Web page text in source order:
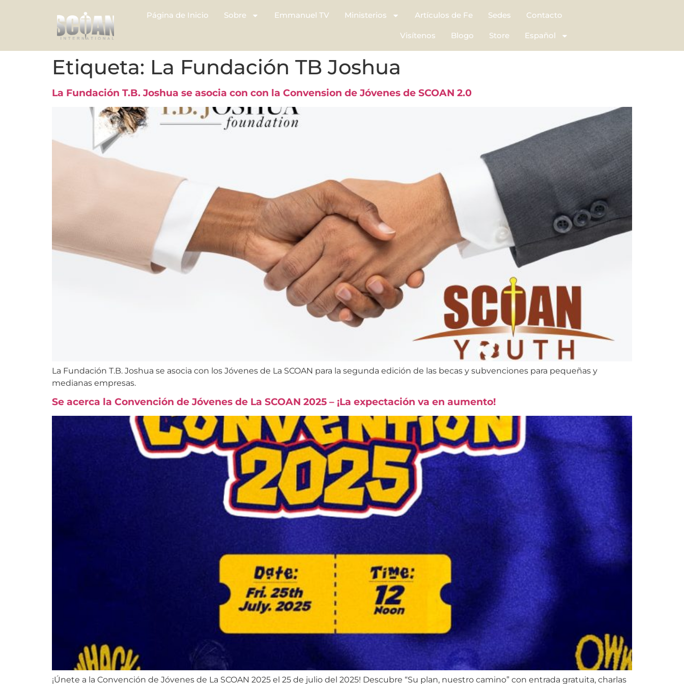
Página de Inicio Sobre Emmanuel TV Ministerios Artículos de Fe Sedes Contacto
Visítenos Blogo Store Español
Etiqueta: La Fundación TB Joshua
La Fundación T.B. Joshua se asocia con con la Convension de Jóvenes de SCOAN 2.0
La Fundación T.B. Joshua se asocia con los Jóvenes de La SCOAN para la segunda edición de las becas y subvenciones para pequeñas y
medianas empresas.
Se acerca la Convención de Jóvenes de La SCOAN 2025 – ¡La expectación va en aumento!
¡Únete a la Convención de Jóvenes de La SCOAN 2025 el 25 de julio del 2025! Descubre “Su plan, nuestro camino” con entrada gratuita, charlas